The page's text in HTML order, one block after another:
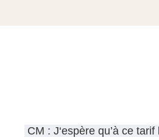
CM : J‘espère qu’à ce